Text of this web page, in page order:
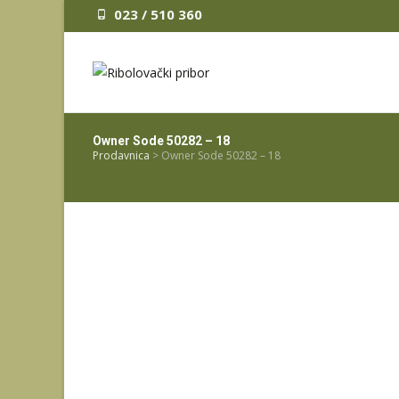
023 / 510 360
Owner Sode 50282 – 18
Prodavnica > Owner Sode 50282 – 18